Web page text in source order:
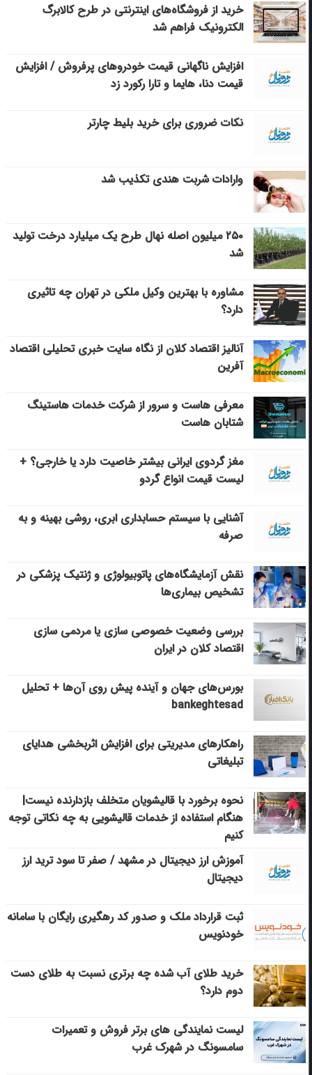
خرید از فروشگاه‌های اینترنتی در طرح کالابرگ
الکترونیک فراهم شد
افزایش ناگهانی قیمت خودروهای پرفروش / افزایش
قیمت دنا، هایما و تارا رکورد زد
نکات ضروری برای خرید بلیط چارتر
وارادات شربت هندی تکذیب شد
۲۵۰ میلیون اصله نهال طرح یک میلیارد درخت تولید
شد
مشاوره با بهترین وکیل ملکی در تهران چه تاثیری
دارد؟
آنالیز اقتصاد کلان از نگاه سایت خبری تحلیلی اقتصاد
آفرین
معرفی هاست و سرور از شرکت خدمات هاستینگ
شتابان هاست
مغز گردوی ایرانی بیشتر خاصیت دارد یا خارجی؟ +
لیست قیمت انواع گردو
آشنایی با سیستم حسابداری ابری، روشی بهینه و به
صرفه
نقش آزمایشگاه‌های پاتوبیولوژی و ژنتیک پزشکی در
تشخیص بیماری‌ها
بررسی وضعیت خصوصی سازی یا مردمی سازی
اقتصاد کلان در ایران
بورس‌های جهان و آینده پیش روی آن‌ها + تحلیل
bankeghtesad
راهکارهای مدیریتی برای افزایش اثربخشی هدایای
تبلیغاتی
نحوه برخورد با قالیشویان متخلف بازدارنده نیست|
هنگام استفاده از خدمات قالیشویی به چه نکاتی توجه
کنیم
آموزش ارز دیجیتال در مشهد / صفر تا سود ترید ارز
دیجیتال
ثبت قرارداد ملک و صدور کد رهگیری رایگان با سامانه
خودنویس
خرید طلای آب شده چه برتری نسبت به طلای دست
دوم دارد؟
لیست نمایندگی های برتر فروش و تعمیرات
سامسونگ در شهرک غرب